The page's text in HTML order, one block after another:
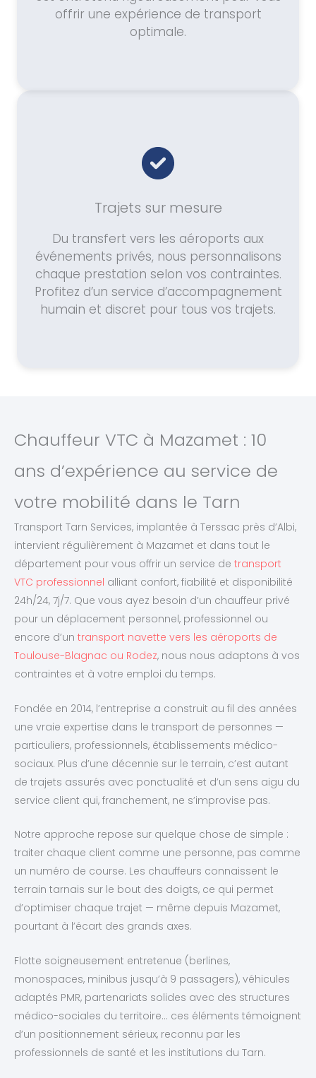
offrir une expérience de transport
optimale.
Trajets sur mesure
Du transfert vers les aéroports aux
événements privés, nous personnalisons
chaque prestation selon vos contraintes.
Profitez d’un service d’accompagnement
humain et discret pour tous vos trajets.
Chauffeur VTC à Mazamet : 10
ans d’expérience au service de
votre mobilité dans le Tarn
Transport Tarn Services, implantée à Terssac près d’Albi,
intervient régulièrement à Mazamet et dans tout le
département pour vous offrir un service de transport
VTC professionnel alliant confort, fiabilité et disponibilité
24h/24, 7j/7. Que vous ayez besoin d’un chauffeur privé
pour un déplacement personnel, professionnel ou
encore d’un transport navette vers les aéroports de
Toulouse-Blagnac ou Rodez, nous nous adaptons à vos
contraintes et à votre emploi du temps.
Fondée en 2014, l’entreprise a construit au fil des années
une vraie expertise dans le transport de personnes —
particuliers, professionnels, établissements médico-
sociaux. Plus d’une décennie sur le terrain, c’est autant
de trajets assurés avec ponctualité et d’un sens aigu du
service client qui, franchement, ne s’improvise pas.
Notre approche repose sur quelque chose de simple :
traiter chaque client comme une personne, pas comme
un numéro de course. Les chauffeurs connaissent le
terrain tarnais sur le bout des doigts, ce qui permet
d’optimiser chaque trajet — même depuis Mazamet,
pourtant à l’écart des grands axes.
Flotte soigneusement entretenue (berlines,
monospaces, minibus jusqu’à 9 passagers), véhicules
adaptés PMR, partenariats solides avec des structures
médico-sociales du territoire… ces éléments témoignent
d’un positionnement sérieux, reconnu par les
professionnels de santé et les institutions du Tarn.